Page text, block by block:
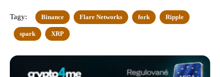
Tagy: Binance Flare Networks fork Ripple
spark XRP